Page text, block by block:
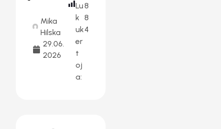
Mika
Hilska
29.06.
2026
Lu
k
uk
er
t
oj
a:
8
8
4